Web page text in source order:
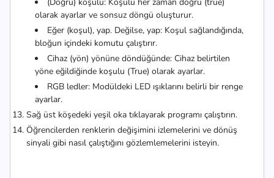
olarak ayarlar ve sonsuz döngü oluşturur.
Eğer (koşul), yap. Değilse, yap: Koşul sağlandığında,
bloğun içindeki komutu çalıştırır.
Cihaz (yön) yönüne döndüğünde: Cihaz belirtilen
yöne eğildiğinde koşulu (True) olarak ayarlar.
RGB ledler: Modüldeki LED ışıklarını belirli bir renge
ayarlar.
Sağ üst köşedeki yeşil oka tıklayarak programı çalıştırın.
Öğrencilerden renklerin değişimini izlemelerini ve dönüş
sinyali gibi nasıl çalıştığını gözlemlemelerini isteyin.